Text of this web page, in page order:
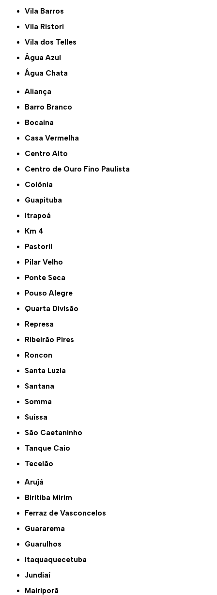
Vila Barros
Vila Ristori
Vila dos Telles
Água Azul
Água Chata
Aliança
Barro Branco
Bocaina
Casa Vermelha
Centro Alto
Centro de Ouro Fino Paulista
Colônia
Guapituba
Itrapoá
Km 4
Pastoril
Pilar Velho
Ponte Seca
Pouso Alegre
Quarta Divisão
Represa
Ribeirão Pires
Roncon
Santa Luzia
Santana
Somma
Suíssa
São Caetaninho
Tanque Caio
Tecelão
Arujá
Biritiba Mirim
Ferraz de Vasconcelos
Guararema
Guarulhos
Itaquaquecetuba
Jundiaí
Mairiporã